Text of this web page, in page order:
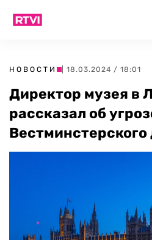
НОВОСТИ | 18.03.2024 / 18:01
Директор музея в
рассказал об
Вестминстерского